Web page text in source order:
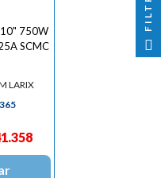
10" 750W
SCMC
LARIX